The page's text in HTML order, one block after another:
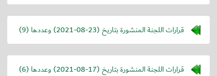
قرارات اللجنة المنشورة بتاريخ (2021-08-23) وعددها (9)
قرارات اللجنة المنشورة بتاريخ (2021-08-17) وعددها (6)